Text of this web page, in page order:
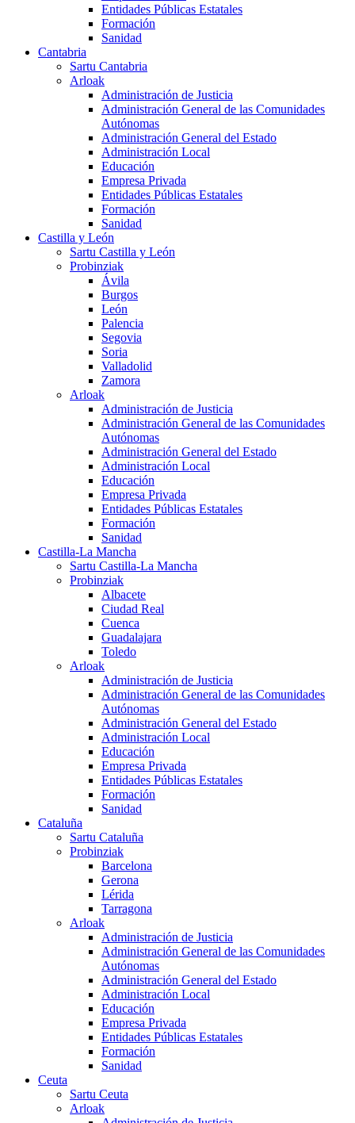
Entidades Públicas Estatales
Formación
Sanidad
Cantabria
Sartu Cantabria
Arloak
Administración de Justicia
Administración General de las Comunidades
Autónomas
Administración General del Estado
Administración Local
Educación
Empresa Privada
Entidades Públicas Estatales
Formación
Sanidad
Castilla y León
Sartu Castilla y León
Probinziak
Ávila
Burgos
León
Palencia
Segovia
Soria
Valladolid
Zamora
Arloak
Administración de Justicia
Administración General de las Comunidades
Autónomas
Administración General del Estado
Administración Local
Educación
Empresa Privada
Entidades Públicas Estatales
Formación
Sanidad
Castilla-La Mancha
Sartu Castilla-La Mancha
Probinziak
Albacete
Ciudad Real
Cuenca
Guadalajara
Toledo
Arloak
Administración de Justicia
Administración General de las Comunidades
Autónomas
Administración General del Estado
Administración Local
Educación
Empresa Privada
Entidades Públicas Estatales
Formación
Sanidad
Cataluña
Sartu Cataluña
Probinziak
Barcelona
Gerona
Lérida
Tarragona
Arloak
Administración de Justicia
Administración General de las Comunidades
Autónomas
Administración General del Estado
Administración Local
Educación
Empresa Privada
Entidades Públicas Estatales
Formación
Sanidad
Ceuta
Sartu Ceuta
Arloak